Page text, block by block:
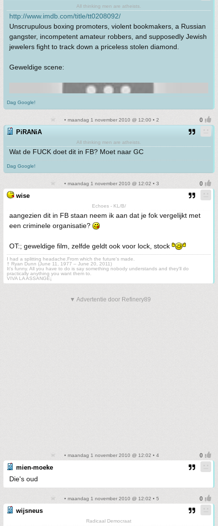
All thinking men are atheists.
http://www.imdb.com/title/tt0208092/
Unscrupulous boxing promoters, violent bookmakers, a Russian
gangster, incompetent amateur robbers, and supposedly Jewish
jewelers fight to track down a priceless stolen diamond.
Geweldige scene:
Dag Google!
• maandag 1 november 2010 @ 12:00 • 2
PiRANiA
All thinking men are atheists.
Wat de FUCK doet dit in FB? Moet naar GC
Dag Google!
• maandag 1 november 2010 @ 12:02 • 3
wise
Echoes - KL/B/
aangezien dit in FB staan neem ik aan dat je fok vergelijkt met
een criminele organisatie?
OT:; geweldige film, zelfde geldt ook voor lock, stock
I had a splitting headache.From which the future's made.
† Ryan Dunn (June 11, 1977 – June 20, 2011)
It's funny. All you have to do is say something nobody understands and they'll do
practically anything you want them to.
VIVA LA ASSANGE¡
▼ Advertentie door Refinery89
• maandag 1 november 2010 @ 12:02 • 4
mien-moeke
Die's oud
• maandag 1 november 2010 @ 12:02 • 5
wijsneus
Radicaal Democraat